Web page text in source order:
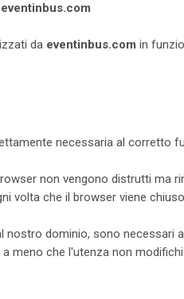
eventinbus.com
da eventinbus.com in
necessaria al corretto
non vengono distrutti ma
volta che il browser viene chiuso
nostro dominio, sono
meno che l'utenza non